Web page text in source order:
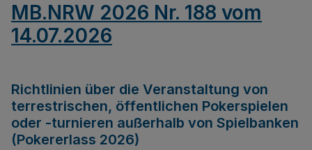
MB.NRW 2026 Nr. 188 vom
14.07.2026
Richtlinien über die Veranstaltung von
terrestrischen, öffentlichen Pokerspielen
oder -turnieren außerhalb von Spielbanken
(Pokererlass 2026)